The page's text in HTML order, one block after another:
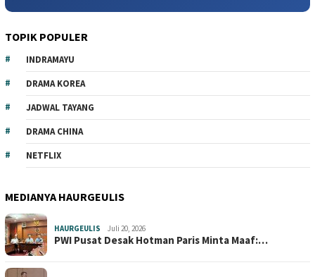
TOPIK POPULER
INDRAMAYU
DRAMA KOREA
JADWAL TAYANG
DRAMA CHINA
NETFLIX
MEDIANYA HAURGEULIS
HAURGEULIS Juli 20, 2026
PWI Pusat Desak Hotman Paris Minta Maaf:…